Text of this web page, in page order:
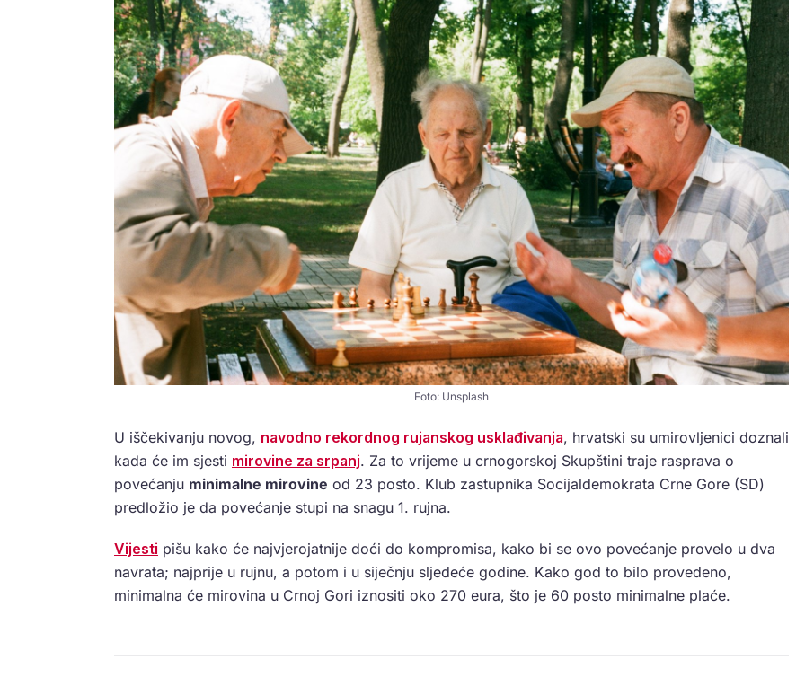
Foto: Unsplash
U iščekivanju novog, navodno rekordnog rujanskog usklađivanja, hrvatski su umirovljenici doznali
kada će im sjesti mirovine za srpanj. Za to vrijeme u crnogorskoj Skupštini traje rasprava o
povećanju minimalne mirovine od 23 posto. Klub zastupnika Socijaldemokrata Crne Gore (SD)
predložio je da povećanje stupi na snagu 1. rujna.
Vijesti pišu kako će najvjerojatnije doći do kompromisa, kako bi se ovo povećanje provelo u dva
navrata; najprije u rujnu, a potom i u siječnju sljedeće godine. Kako god to bilo provedeno,
minimalna će mirovina u Crnoj Gori iznositi oko 270 eura, što je 60 posto minimalne plaće.